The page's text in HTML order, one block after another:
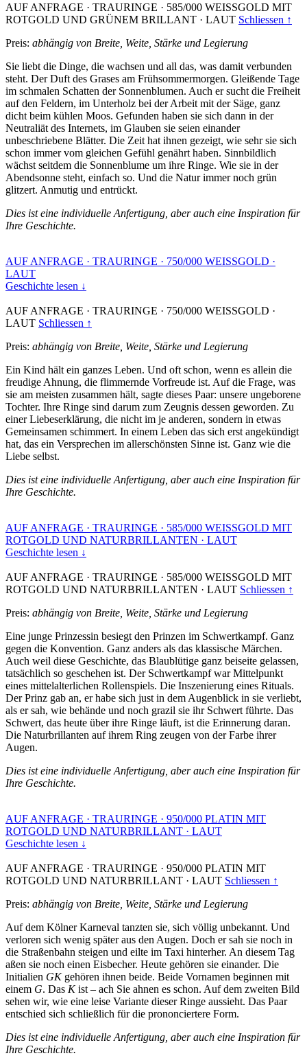
AUF ANFRAGE · TRAURINGE · 585/000 WEISSGOLD MIT
ROTGOLD UND GRÜNEM BRILLANT · LAUT Schliessen ↑
Preis: abhängig von Breite, Weite, Stärke und Legierung
Sie liebt die Dinge, die wachsen und all das, was damit verbunden
steht. Der Duft des Grases am Frühsommermorgen. Gleißende Tage
im schmalen Schatten der Sonnenblumen. Auch er sucht die Freiheit
auf den Feldern, im Unterholz bei der Arbeit mit der Säge, ganz
dicht beim kühlen Moos. Gefunden haben sie sich dann in der
Neutraliät des Internets, im Glauben sie seien einander
unbeschriebene Blätter. Die Zeit hat ihnen gezeigt, wie sehr sie sich
schon immer vom gleichen Gefühl genährt haben. Sinnbildlich
wächst seitdem die Sonnenblume um ihre Ringe. Wie sie in der
Abendsonne steht, einfach so. Und die Natur immer noch grün
glitzert. Anmutig und entrückt.
Dies ist eine individuelle Anfertigung, aber auch eine Inspiration für
Ihre Geschichte.
AUF ANFRAGE · TRAURINGE · 750/000 WEISSGOLD ·
LAUT
Geschichte lesen ↓
AUF ANFRAGE · TRAURINGE · 750/000 WEISSGOLD ·
LAUT Schliessen ↑
Preis: abhängig von Breite, Weite, Stärke und Legierung
Ein Kind hält ein ganzes Leben. Und oft schon, wenn es allein die
freudige Ahnung, die flimmernde Vorfreude ist. Auf die Frage, was
sie am meisten zusammen hält, sagte dieses Paar: unsere ungeborene
Tochter. Ihre Ringe sind darum zum Zeugnis dessen geworden. Zu
einer Liebeserklärung, die nicht im je anderen, sondern in etwas
Gemeinsamen schimmert. In einem Leben das sich erst angekündigt
hat, das ein Versprechen im allerschönsten Sinne ist. Ganz wie die
Liebe selbst.
Dies ist eine individuelle Anfertigung, aber auch eine Inspiration für
Ihre Geschichte.
AUF ANFRAGE · TRAURINGE · 585/000 WEISSGOLD MIT
ROTGOLD UND NATURBRILLANTEN · LAUT
Geschichte lesen ↓
AUF ANFRAGE · TRAURINGE · 585/000 WEISSGOLD MIT
ROTGOLD UND NATURBRILLANTEN · LAUT Schliessen ↑
Preis: abhängig von Breite, Weite, Stärke und Legierung
Eine junge Prinzessin besiegt den Prinzen im Schwertkampf. Ganz
gegen die Konvention. Ganz anders als das klassische Märchen.
Auch weil diese Geschichte, das Blaublütige ganz beiseite gelassen,
tatsächlich so geschehen ist. Der Schwertkampf war Mittelpunkt
eines mittelalterlichen Rollenspiels. Die Inszenierung eines Rituals.
Der Prinz gab an, er habe sich just in dem Augenblick in sie verliebt,
als er sah, wie behände und noch grazil sie ihr Schwert führte. Das
Schwert, das heute über ihre Ringe läuft, ist die Erinnerung daran.
Die Naturbrillanten auf ihrem Ring zeugen von der Farbe ihrer
Augen.
Dies ist eine individuelle Anfertigung, aber auch eine Inspiration für
Ihre Geschichte.
AUF ANFRAGE · TRAURINGE · 950/000 PLATIN MIT
ROTGOLD UND NATURBRILLANT · LAUT
Geschichte lesen ↓
AUF ANFRAGE · TRAURINGE · 950/000 PLATIN MIT
ROTGOLD UND NATURBRILLANT · LAUT Schliessen ↑
Preis: abhängig von Breite, Weite, Stärke und Legierung
Auf dem Kölner Karneval tanzten sie, sich völlig unbekannt. Und
verloren sich wenig später aus den Augen. Doch er sah sie noch in
die Straßenbahn steigen und eilte im Taxi hinterher. An diesem Tag
aßen sie noch einen Eisbecher. Heute gehören sie einander. Die
Initialien GKgehören ihnen beide. Beide Vornamen beginnen mit
einem G. Das Kist – ach Sie ahnen es schon. Auf dem zweiten Bild
sehen wir, wie eine leise Variante dieser Ringe aussieht. Das Paar
entschied sich schließlich für die prononciertere Form.
Dies ist eine individuelle Anfertigung, aber auch eine Inspiration für
Ihre Geschichte.